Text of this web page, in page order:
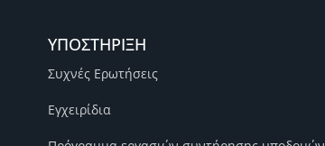
ΥΠΟΣΤΗΡΙΞΗ
Συχνές Ερωτήσεις
Εγχειρίδια